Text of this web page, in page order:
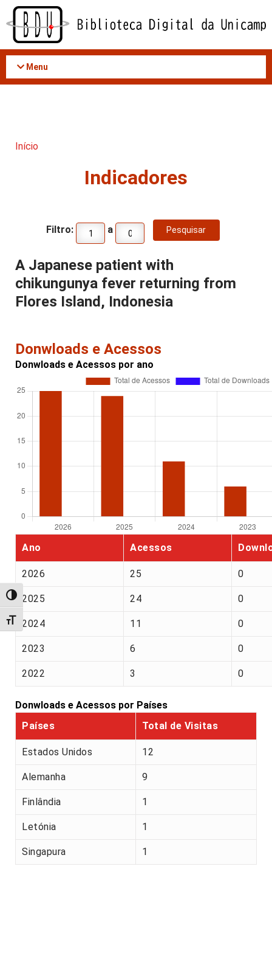
Acessar
conteúdo
Alternar alto contraste
Alternar tamanho da fonte
Menu
Início
Indicadores
Filtro: a
A Japanese patient with
chikungunya fever returning from
Flores Island, Indonesia
Donwloads e Acessos
Donwloads e Acessos por ano
Ano Acessos
2026 25 0
2025 24 0
2024 11 0
2023 6 0
2022 3 0
Donwloads e Acessos por Países
Países
Total de Visitas
Estados Unidos 12
Alemanha 9
Finlândia 1
Letónia 1
Singapura 1